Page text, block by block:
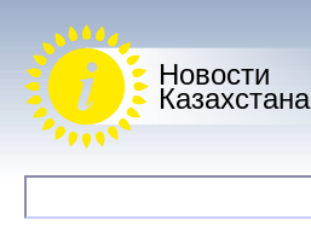
Новости
Казахстана